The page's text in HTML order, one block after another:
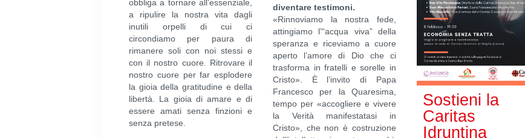
obbliga a tornare all’essenziale,
a ripulire la nostra vita dagli
inutili orpelli di cui ci
circondiamo per paura di
rimanere soli con noi stessi e
con il nostro cuore. Ritrovare il
nostro cuore per far esplodere
la gioia della gratitudine e della
libertà. La gioia di amare e di
essere amati senza finzioni e
senza pretese.
diventare testimoni.
«Rinnoviamo la nostra fede,
attingiamo l’“acqua viva” della
speranza e riceviamo a cuore
aperto l’amore di Dio che ci
trasforma in fratelli e sorelle in
Cristo». È l’invito di Papa
Francesco per la Quaresima,
tempo per «accogliere e vivere
la Verità manifestatasi in
Cristo», che non è costruzione
Sostieni la
Caritas
Idruntina